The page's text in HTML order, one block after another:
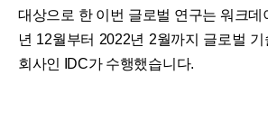
대상으로 한 이번 글로벌 연구는 워크데
년 12월부터 2022년 2월까지 글로벌
회사인 IDC가 수행했습니다.